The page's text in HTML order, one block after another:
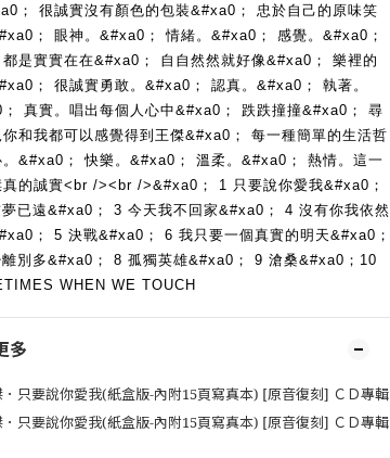
； 很誠實沒有顏色的包裝&#xa0； 忠於自己的原味笑
； 眼神。&#xa0； 情緒。&#xa0； 感覺。&#xa0；
都是實實在在&#xa0； 自自然然就好像&#xa0； 樂裡的
； 很誠實勇敢。&#xa0； 認真。&#xa0； 執著。
真實。唱出每個人心中&#xa0； 跌跌撞撞&#xa0； 尋
你和我都可以感覺得到王傑&#xa0； 每一種簡單的生活哲
。&#xa0； 快樂。&#xa0； 溫柔。&#xa0； 熱情。這一
真的誠實<br /><br />&#xa0； 1 只要說你愛我&#xa0；
已遠&#xa0； 3 今天我不回家&#xa0； 4 沒有你我依然
； 5 決戰&#xa0； 6 我只要一個真實的明天&#xa0；
別多&#xa0； 8 孤獨英雄&#xa0； 9 滄桑&#xa0；10
WHEN WE TOUCH
多